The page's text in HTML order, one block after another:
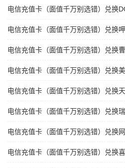
电信充值卡（面值千万别选错）兑换
电信充值卡（面值千万别选错）兑换
电信充值卡（面值千万别选错）兑换
电信充值卡（面值千万别选错）兑换
电信充值卡（面值千万别选错）兑换
电信充值卡（面值千万别选错）兑换
电信充值卡（面值千万别选错）兑换
电信充值卡（面值千万别选错）兑换